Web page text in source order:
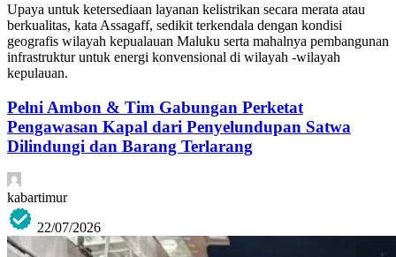
Upaya untuk ketersediaan layanan kelistrikan secara merata atau
berkualitas, kata Assagaff, sedikit terkendala dengan kondisi
geografis wilayah kepualauan Maluku serta mahalnya pembangunan
infrastruktur untuk energi konvensional di wilayah -wilayah
kepulauan.
Pelni Ambon & Tim Gabungan Perketat
Pengawasan Kapal dari Penyelundupan Satwa
Dilindungi dan Barang Terlarang
kabartimur
22/07/2026